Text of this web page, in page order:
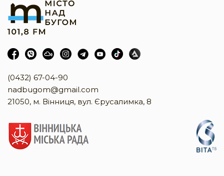
(0432) 67-04-90
nadbugom@gmail.com
21050, м. Вінниця, вул. Єрусалимка, 8